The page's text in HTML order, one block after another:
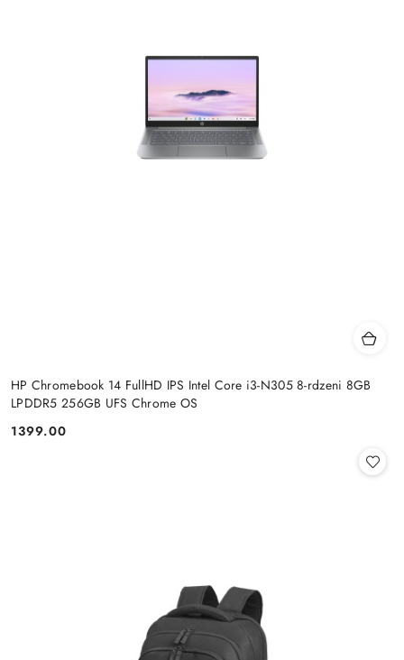
HP Chromebook 14 FullHD IPS Intel Core i3-N305 8-rdzeni 8GB
LPDDR5 256GB UFS Chrome OS
Cena:
1399.00